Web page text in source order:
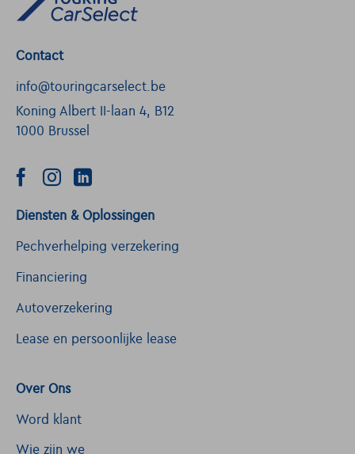
Contact
info@touringcarselect.be
Koning Albert II-laan 4, B12
1000 Brussel
Diensten & Oplossingen
Pechverhelping verzekering
Financiering
Autoverzekering
Lease en persoonlijke lease
Over Ons
Word klant
Wie zijn we